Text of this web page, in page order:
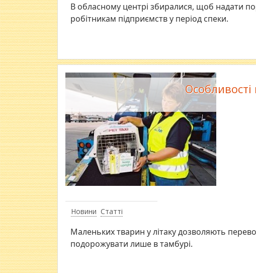
В обласному центрі збиралися, щоб надати
робітникам підприємств у період спеки.
Новини Статті
Маленьких тварин у літаку дозволяють
подорожувати лише в тамбурі.